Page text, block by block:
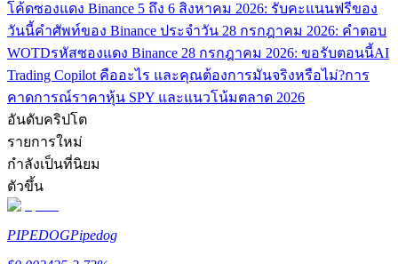
ได้รับ
โค้ดซองแดง Binance 5 ถึง 6 สิงหาคม 2026: รับคะแนนฟรีของ
วันนี้คำศัพท์ของ Binance ประจำวัน 28 กรกฎาคม 2026: คำตอบ
WOTDรหัสซองแดง Binance 28 กรกฎาคม 2026: ขอรับตอนนี้AI
Trading Copilot คืออะไร และคุณต้องการมันจริงหรือไม่?การ
คาดการณ์ราคาหุ้น SPY และแนวโน้มตลาด 2026
อันดับคริปโต
รายการใหม่
กำลังเป็นที่นิยม
ตัวขึ้น
PIPEDOGPipedog